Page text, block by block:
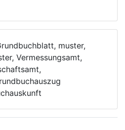
muster,
Vermessungsamt,